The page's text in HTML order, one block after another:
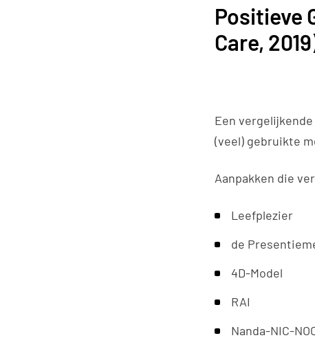
Positieve
Care,
Een
(veel) gebruikte
Aanpakken die
Leefplezier
de
4D-Model
RAI
Nanda-NIC-